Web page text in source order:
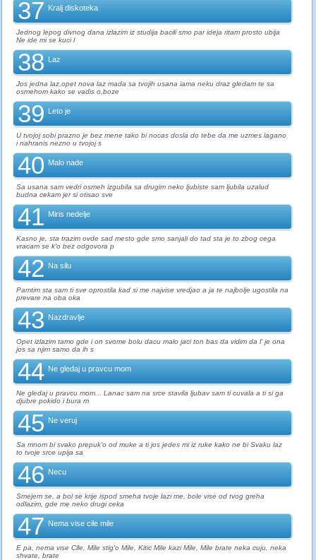
37 Kralj diskoteka
Jednog lepog divnog dana izlazim iz studija bacili smo par ideja ritam prosto ubija
Ne ide mi se kuci l
38 Laz
Jos jedna laz,opet nova laz mada sa tvojih usana iama neku draz gledam te sa
osmehom kako se vadis o,boze
39 Leto je
U tvojoj sobi prazno je bez mene tako bi nocas dosla do tebe da me uzmes lagano
i nahranis nezno u tvojoj s
40 Malo nade
Sa usana sam vedri osmeh izgubila sa drugim neko ljubiste sam ljubila uzalud
budna cekam jer si otisao sve
41 Miris nedelje
Kasno je, sta trazim ovde sad mesto gde smo sanjali do tad sta je to zbog cega
vracam se k'o bez odgovora p
42 Na silu
Pamtim sta sam ti sve oprostila kad si me najvise vredjao a ja te najbolje ugostila na
prevare na oba oka
43 Nazdravlje
Opet izlazim tamo gde i on svome bolu dacu malo jaci ton bas da vidim da l' je ona
jos sa njim samo da ih s
44 Ne gledaj u pravcu mom
Ne gledaj u pravcu mom... Lanac sam na srce stavila ljubav sam ti cuvala a ti si ga
djubre pokido i bura m
45 Ne veruj
Sa mnom bi svako prepuk'o od muke a ti jos jedes mi iz ruke kako ne bi Svaku laz
to tvoje srce upija sa
46 Necu
Smejem se, a bol se krije ispod smeha tvoje lazi me, bole vise od tvog greha
odlazim, gde me neko drugi ceka
47 Nema vise cile mile
E pa, nema vise Cile, Mile stig'o Mile, Kitic Mile kazi Mile, Mile brate neka cuju, neka
shvate, brate